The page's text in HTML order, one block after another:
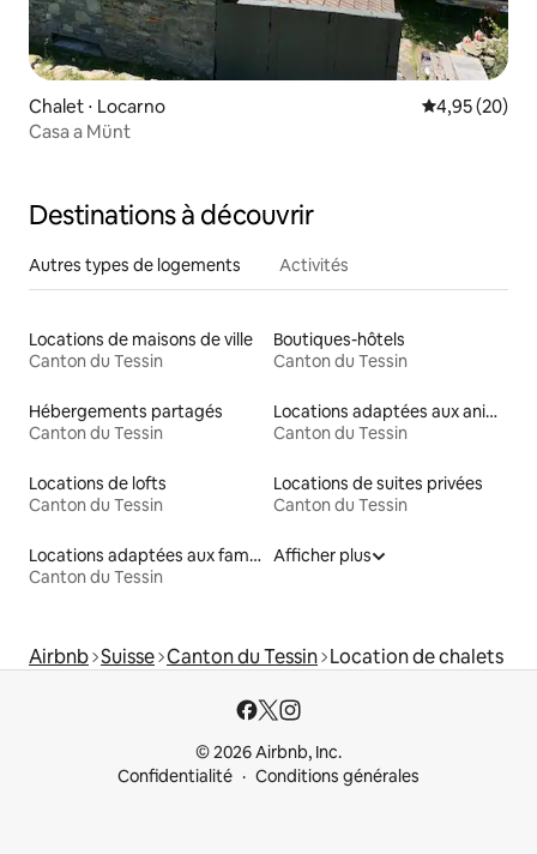
Chalet ⋅ Locarno Évaluation
4,95 (20)
Casa a Münt
Destinations à découvrir
Autres types de logements Activités
Locations de maisons de ville
Canton du Tessin
Boutiques-hôtels
Canton du Tessin
Hébergements partagés
Canton du Tessin
Locations adaptées aux animaux
Canton du Tessin
Locations de lofts
Canton du Tessin
Locations de suites privées
Canton du Tessin
Locations adaptées aux familles
Canton du Tessin
Afficher plus
Airbnb Suisse Canton du Tessin Location de chalets
© 2026 Airbnb, Inc.
Confidentialité
Conditions générales